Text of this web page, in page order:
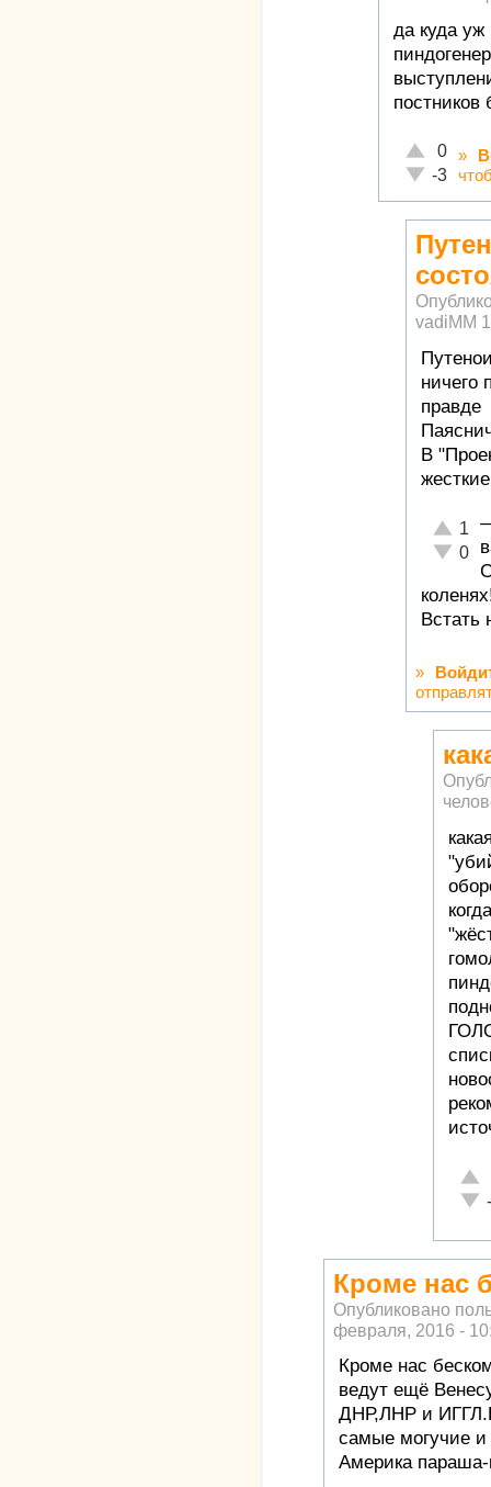
да куда
Отлично!
0
-3
»
vadiMM
ничего
правде
В
1
0
Встать
»
Кроме нас
Опубликовано
февраля, 2016 -
Кроме нас
ведут ещё
ДНР,ЛНР и
самые могучие
Америка